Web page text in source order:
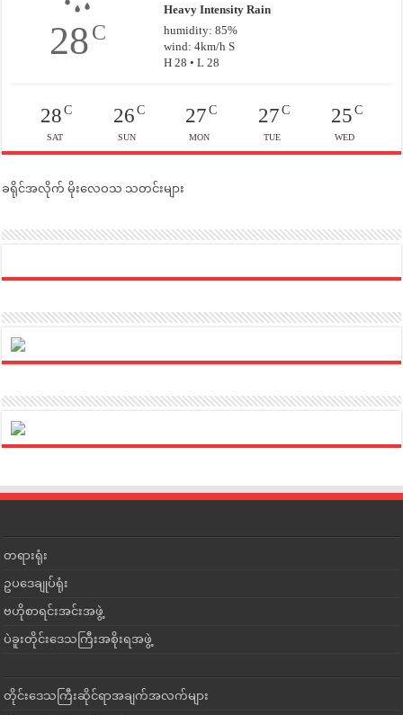
28C
Heavy Intensity Rain
humidity: 85%
wind: 4km/h S
H 28 • L 28
28C
SAT
26C
SUN
27 C
MON
27C
TUE
25C
WED
ခရိုင်အလိုက် မိုးလေဝသ သတင်းများ
တရားရုံး
ဥပဒေချုပ်ရုံး
ဗဟိုစာရင်းအင်းအဖွဲ့
ပဲခူးတိုင်းဒေသကြီးအစိုးရအဖွဲ့
တိုင်းဒေသကြီးဆိုင်ရာအချက်အလက်များ